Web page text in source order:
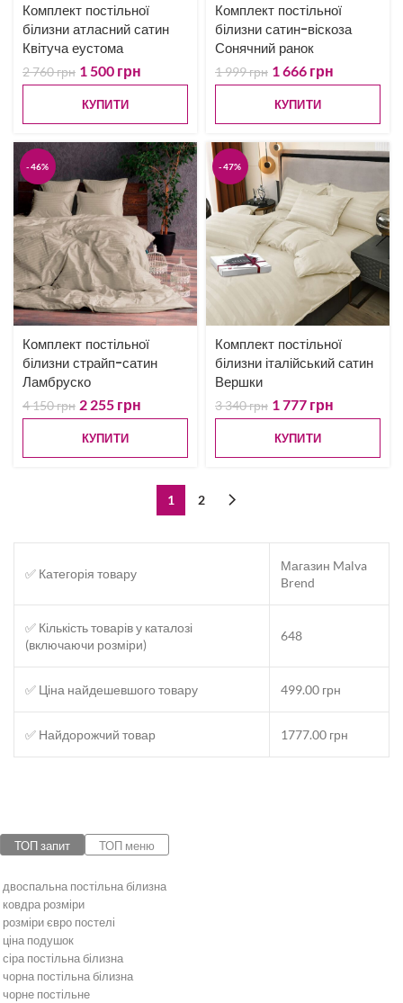
Комплект постільної
білизни атласний сатин
Квітуча еустома
2 760грн 1 500 грн
КУПИТИ
Комплект постільної
білизни сатин-віскоза
Сонячний ранок
1 999грн 1 666 грн
КУПИТИ
-46%
Комплект постільної
білизни страйп-сатин
Ламбруско
4 150грн 2 255 грн
КУПИТИ
-47%
Комплект постільної
білизни італійський сатин
Вершки
3 340грн 1 777 грн
КУПИТИ
1 2
✅ Категорія товару
Магазин Malva
Brend
✅ Кількість товарів у каталозі
(включаючи розміри)
648
✅ Ціна найдешевшого товару 499.00 грн
✅ Найдорожчий товар 1777.00 грн
ТОП запит ТОП меню
двоспальна постільна білизна
ковдра розміри
розміри євро постелі
ціна подушок
сіра постільна білизна
чорна постільна білизна
чорне постільне